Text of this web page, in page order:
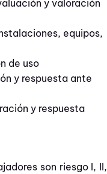
y valoración
equipos,
de uso
y respuesta ante
y respuesta
son riesgo I, II,